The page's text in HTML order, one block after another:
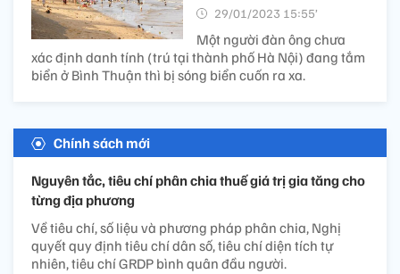
29/01/2023 15:55’
Một người đàn ông chưa
xác định danh tính (trú tại thành phố Hà Nội) đang tắm
biển ở Bình Thuận thì bị sóng biển cuốn ra xa.
Chính sách mới
Nguyên tắc, tiêu chí phân chia thuế giá trị gia tăng cho
từng địa phương
Về tiêu chí, số liệu và phương pháp phân chia, Nghị
quyết quy định tiêu chí dân số, tiêu chí diện tích tự
nhiên, tiêu chí GRDP bình quân đầu người.